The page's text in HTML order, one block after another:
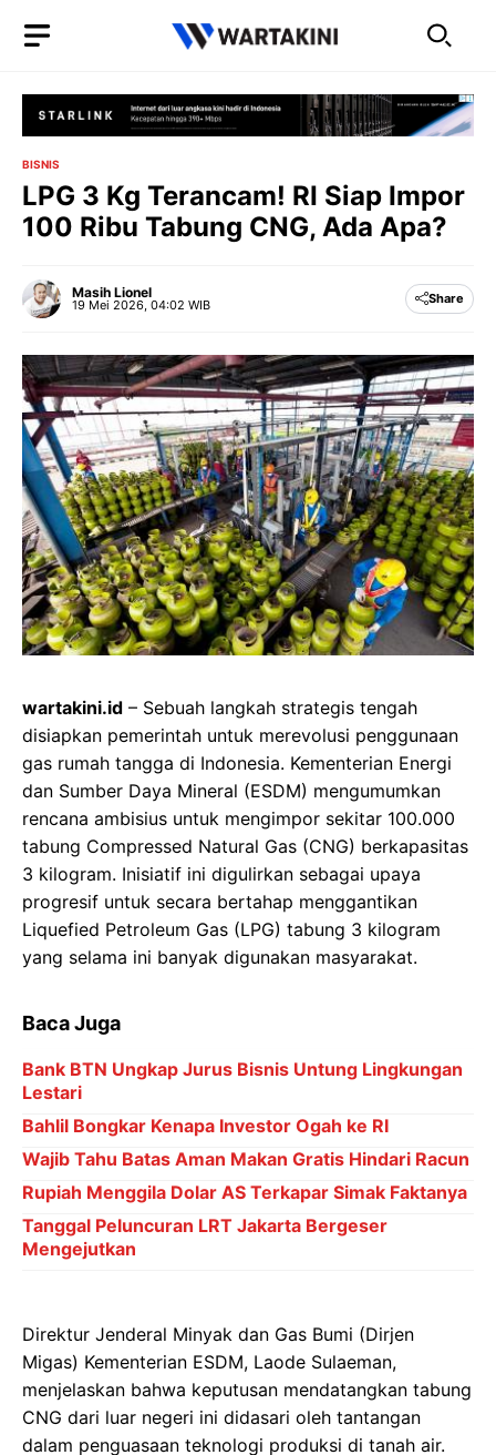
BISNIS
LPG 3 Kg Terancam! RI Siap Impor
100 Ribu Tabung CNG, Ada Apa?
Masih Lionel
19 Mei 2026, 04:02 WIB Share
wartakini.id – Sebuah langkah strategis tengah
disiapkan pemerintah untuk merevolusi penggunaan
gas rumah tangga di Indonesia. Kementerian Energi
dan Sumber Daya Mineral (ESDM) mengumumkan
rencana ambisius untuk mengimpor sekitar 100.000
tabung Compressed Natural Gas (CNG) berkapasitas
3 kilogram. Inisiatif ini digulirkan sebagai upaya
progresif untuk secara bertahap menggantikan
Liquefied Petroleum Gas (LPG) tabung 3 kilogram
yang selama ini banyak digunakan masyarakat.
Baca Juga
Bank BTN Ungkap Jurus Bisnis Untung Lingkungan
Lestari
Bahlil Bongkar Kenapa Investor Ogah ke RI
Wajib Tahu Batas Aman Makan Gratis Hindari Racun
Rupiah Menggila Dolar AS Terkapar Simak Faktanya
Tanggal Peluncuran LRT Jakarta Bergeser
Mengejutkan
Direktur Jenderal Minyak dan Gas Bumi (Dirjen
Migas) Kementerian ESDM, Laode Sulaeman,
menjelaskan bahwa keputusan mendatangkan tabung
CNG dari luar negeri ini didasari oleh tantangan
dalam penguasaan teknologi produksi di tanah air.